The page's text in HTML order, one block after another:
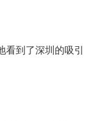
到了深圳的吸引